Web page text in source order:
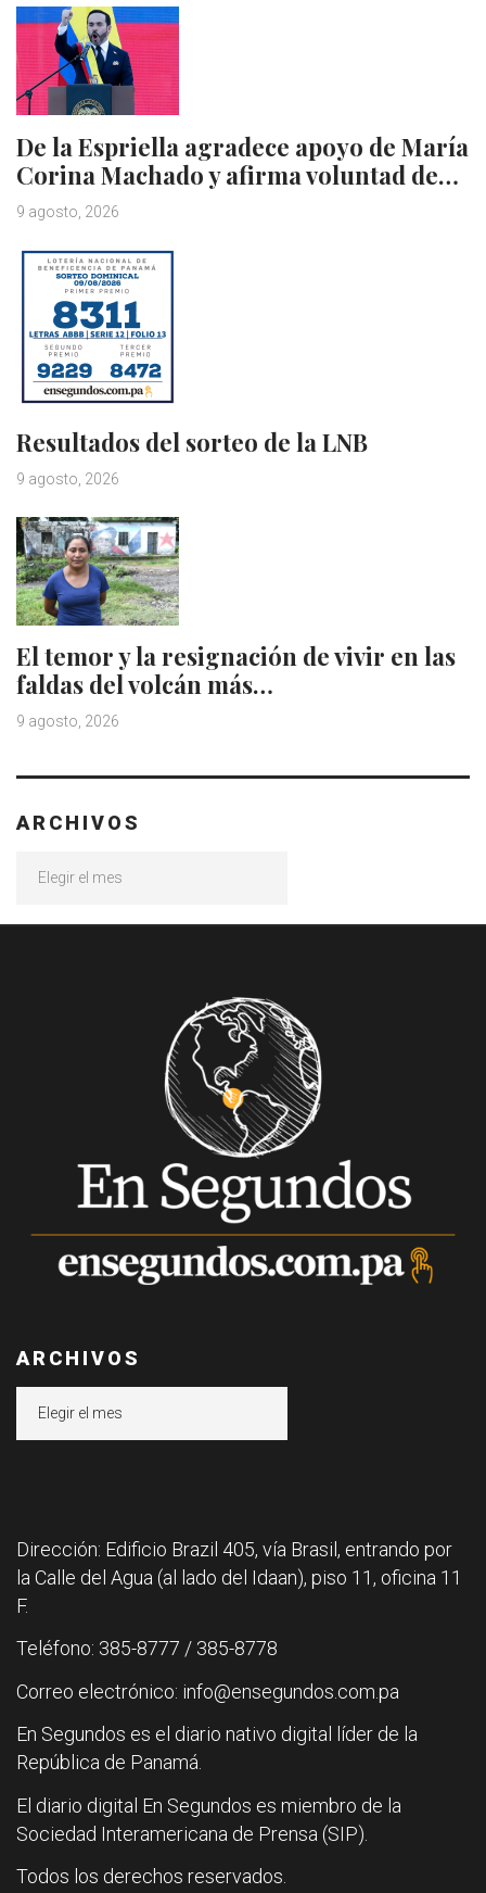
De la Espriella agradece apoyo de María
Corina Machado y afirma voluntad de…
9 agosto, 2026
Resultados del sorteo de la LNB
9 agosto, 2026
El temor y la resignación de vivir en las
faldas del volcán más…
9 agosto, 2026
ARCHIVOS
ARCHIVOS
Dirección: Edificio Brazil 405, vía Brasil, entrando por
la Calle del Agua (al lado del Idaan), piso 11, oficina 11
F.
Teléfono: 385-8777 / 385-8778
Correo electrónico: info@ensegundos.com.pa
En Segundos es el diario nativo digital líder de la
República de Panamá.
El diario digital En Segundos es miembro de la
Sociedad Interamericana de Prensa (SIP).
Todos los derechos reservados.